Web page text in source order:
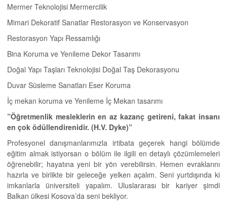
Mermer Teknolojisi Mermercilik
Mimari Dekoratif Sanatlar Restorasyon ve Konservasyon
Restorasyon Yapı Ressamlığı
Bina Koruma ve Yenileme Dekor Tasarımı
Doğal Yapı Taşları Teknolojisi Doğal Taş Dekorasyonu
Duvar Süsleme Sanatları Eser Koruma
İç mekan koruma ve Yenileme İç Mekan tasarımı
”Öğretmenlik mesleklerin en az kazanç getireni, fakat insanı
en çok ödüllendirenidir. (H.V. Dyke)”
Profesyonel danışmanlarımızla irtibata geçerek hangi bölümde
eğitim almak istiyorsan o bölüm ile ilgili en detaylı çözümlemeleri
öğrenebilir; hayatına yeni bir yön verebilirsin. Hemen evraklarını
hazırla ve birlikte bir geleceğe yelken açalım. Seni yurtdışında ki
imkanlarla üniversiteli yapalım. Uluslararası bir kariyer şimdi
Balkan ülkesi Kosova’da seni bekliyor.